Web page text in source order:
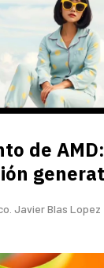
de
Javier Blas Lopez